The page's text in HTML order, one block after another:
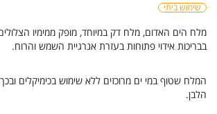
שימוש ביתי
מלח הים האדום, מלח דק במיוחד, מופק ממימיו
בבריכות אידוי פתוחות בעזרת אנרגיית השמש והרוח.
המלח שטוף במי ים מרוכזים ללא שימוש בכימיקלים
הלבן.